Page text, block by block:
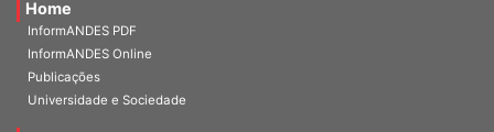
Home
InformANDES PDF
InformANDES Online
Publicações